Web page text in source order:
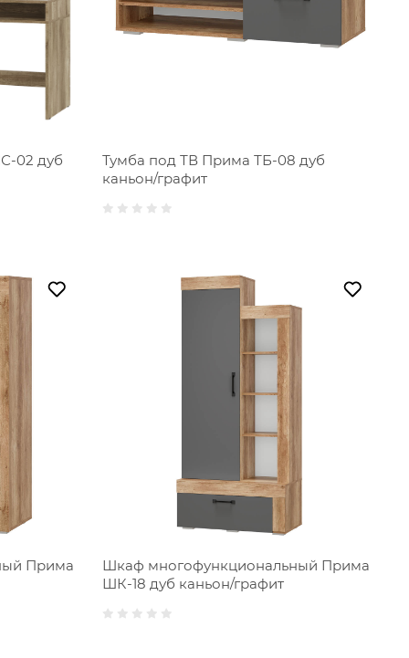
02 дуб
Тумба под ТВ Прима ТБ-08 дуб
каньон/графит
Прима
Шкаф многофункциональный Прима
ШК-18 дуб каньон/графит